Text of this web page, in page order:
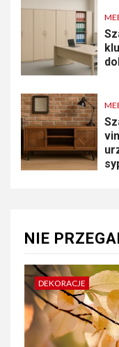
NIE
DEKORACJE